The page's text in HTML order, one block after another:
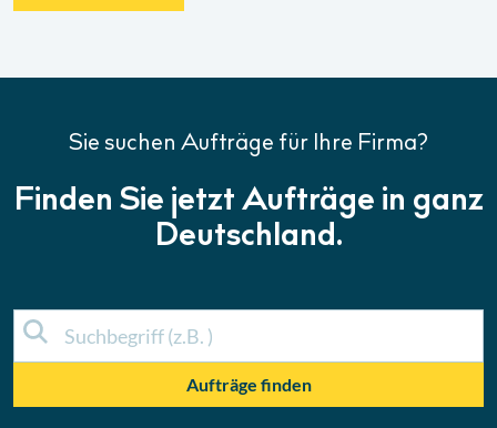
Sie suchen Aufträge für Ihre Firma?
Finden Sie jetzt Aufträge in ganz
Deutschland.
Aufträge finden